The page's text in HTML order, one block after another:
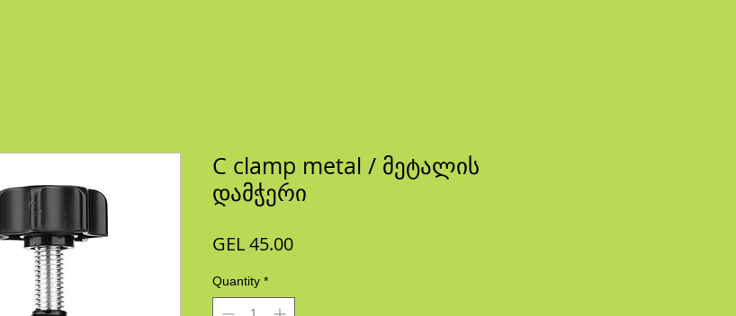
C clamp metal / მეტალის
დამჭერი
GEL 45.00Price
Quantity *